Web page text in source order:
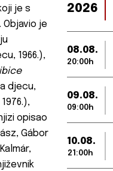
je s
je
1966.),
djecu,
opisao
Gábor
2026
08.08.
20:00h
09.08.
09:00h
10.08.
21:00h